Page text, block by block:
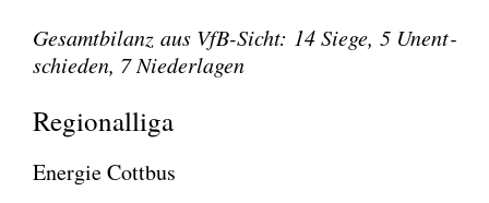
Gesamt­bi­lanz aus VfB-Sicht: 14 Sie­ge, 5 Unent­
schie­den, 7 Nie­der­la­gen
Regionalliga
Energie Cottbus